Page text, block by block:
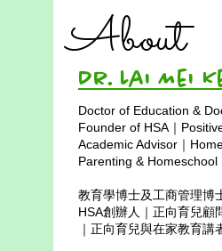
change in setting
are often overwhelmed by
demanding learning activities
tightly packed schedules. But
have we noticed that parents
just as stressed—constantly
paying monthly
About
Dr. Lai Mei
Doctor of Education &
Founder of HSA｜
Academic Advisor｜
Parenting & Homeschool
教育學博士及工商管理博
HSA創辦人｜正向育兒顧
｜正向育兒與在家教育講